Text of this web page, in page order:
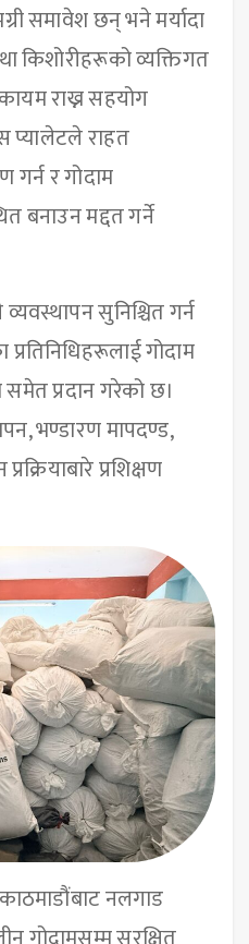
समावेश छन् भने मर्यादा
किशोरीहरूको व्यक्तिगत
राख्न सहयोग
प्यालेटले राहत
गर्न र गोदाम
बनाउन मद्दत गर्ने
व्यवस्थापन सुनिश्चित गर्न
गोदाम
प्रदान गरेको छ।
भण्डारण मापदण्ड,
प्रशिक्षण
नलगाड